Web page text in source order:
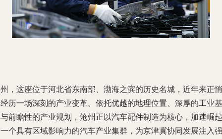
，这座位于河北省东南部、渤海之滨的历史名城，近年来正悄
历一场深刻的产业变革。依托优越的地理位置、深厚的工业基
前瞻性的产业规划，沧州正以汽车配件制造为核心，加速崛起
个具有区域影响力的汽车产业集群，为京津冀协同发展注入强